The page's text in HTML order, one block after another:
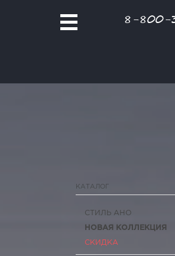
8-800-
КАТАЛОГ
СТИЛЬ АНО
НОВАЯ КОЛЛЕКЦИЯ
СКИДКА